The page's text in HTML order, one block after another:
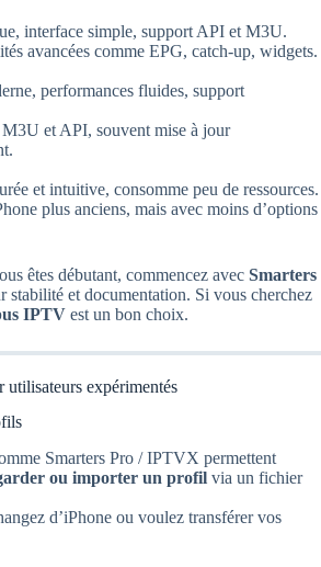
interface simple, support API et M3U.
avancées comme EPG, catch‑up, widgets.
performances fluides, support
et API, souvent mise à jour
et intuitive, consomme peu de ressources.
plus anciens, mais avec moins d’options
êtes débutant, commencez avec Smarters
stabilité et documentation. Si vous cherchez
IPTV est un bon choix.
utilisateurs expérimentés
Smarters Pro / IPTVX permettent
ou importer un profil via un fichier
d’iPhone ou voulez transférer vos